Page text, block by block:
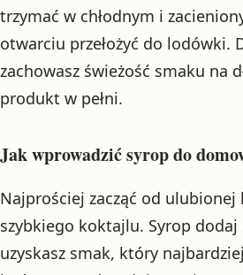
trzymać w chłodnym i
otwarciu przełożyć do lodówki.
zachowasz świeżość smaku na
produkt w pełni.
Jak wprowadzić syrop do
Najprościej zacząć od ulubionej
szybkiego koktajlu. Syrop
uzyskasz smak, który